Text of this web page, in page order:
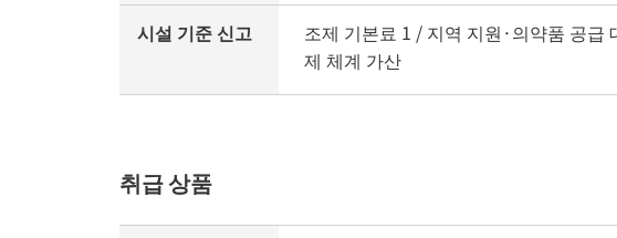
시설 기준 신고
조제 기본료 1 / 지역 지원·의약품 공급
제 체계 가산
취급 상품